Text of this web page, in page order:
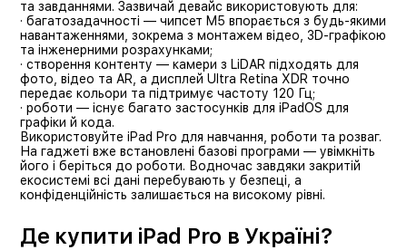
та завданнями. Зазвичай девайс використовують для:
· багатозадачності — чипсет M5 впорається з будь-якими
навантаженнями, зокрема з монтажем відео, 3D-графікою
та інженерними розрахунками;
· створення контенту — камери з LiDAR підходять для
фото, відео та AR, а дисплей Ultra Retina XDR точно
передає кольори та підтримує частоту 120 Гц;
· роботи — існує багато застосунків для iPadOS для
графіки й кода.
Використовуйте iPad Pro для навчання, роботи та розваг.
На гаджеті вже встановлені базові програми — увімкніть
його і беріться до роботи. Водночас завдяки закритій
екосистемі всі дані перебувають у безпеці, а
конфіденційність залишається на високому рівні.
Де купити iPad Pro в Україні?